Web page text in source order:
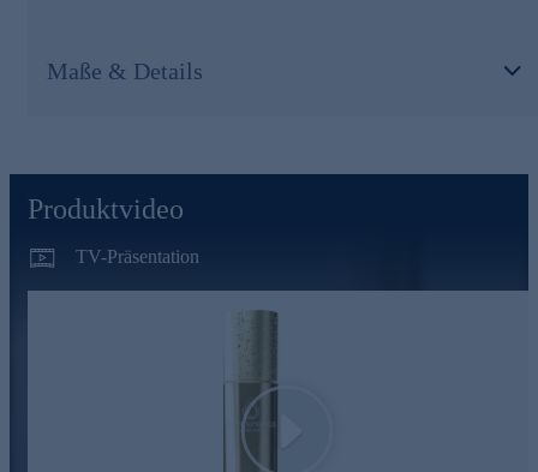
pflegt die Haut, während die Hautstraffung gefördert wird.
entzündungshemmende und feuchtigkeitsspendende
Wirkung auf die Haut bekannt.
Erleben Sie Longevity Skincare: Für ein strafferes, rosig-
frisches Hautbild voller jugendlicher Leuchtkraft.
Maße & Details
Produktvideo
TV-Präsentation